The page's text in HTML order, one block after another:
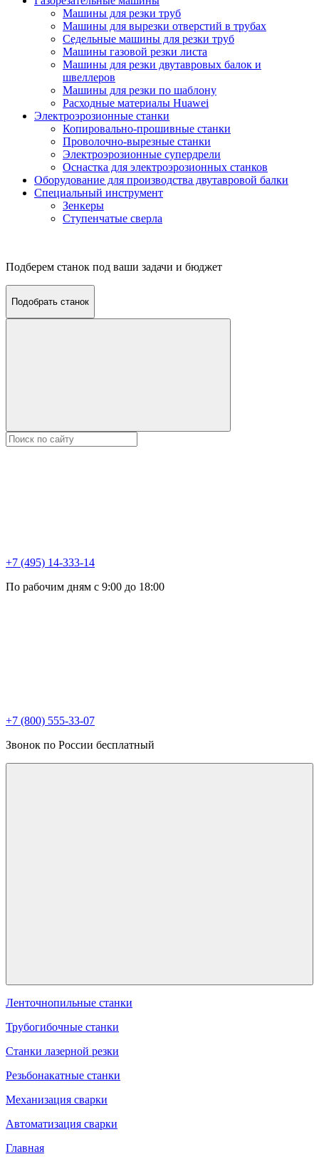
Машины для резки труб
Машины для вырезки отверстий в трубах
Седельные машины для резки труб
Машины газовой резки листа
Машины для резки двутавровых балок и
швеллеров
Машины для резки по шаблону
Расходные материалы Huawei
Электроэрозионные станки
Копировально-прошивные станки
Проволочно-вырезные станки
Электроэрозионные супердрели
Оснастка для электроэрозионных станков
Оборудование для производства двутавровой балки
Специальный инструмент
Зенкеры
Ступенчатые сверла
Подберем станок под ваши задачи и бюджет
Подобрать станок
+7 (495) 14-333-14
По рабочим дням с 9:00 до 18:00
+7 (800) 555-33-07
Звонок по России бесплатный
Ленточнопильные станки
Трубогибочные станки
Станки лазерной резки
Резьбонакатные станки
Механизация сварки
Автоматизация сварки
Главная